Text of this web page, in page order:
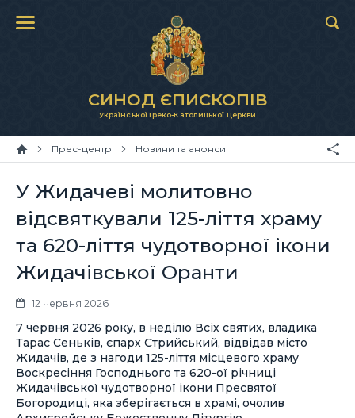
СИНОД ЄПИСКОПІВ
Української Греко-Католицької Церкви
Прес-центр Новини та анонси
У Жидачеві молитовно
відсвяткували 125-ліття храму
та 620-ліття чудотворної ікони
Жидачівської Оранти
12 червня 2026
7 червня 2026 року, в неділю Всіх святих, владика
Тарас Сеньків, єпарх Стрийський, відвідав місто
Жидачів, де з нагоди 125-ліття місцевого храму
Воскресіння Господнього та 620-ої річниці
Жидачівської чудотворної ікони Пресвятої
Богородиці, яка зберігається в храмі, очолив